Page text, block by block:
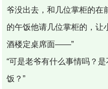
爷没出去，和几位掌柜的在
的午饭他请几位掌柜的，让
酒楼定桌席面——”
“可是老爷有什么事情吗？
饭？”